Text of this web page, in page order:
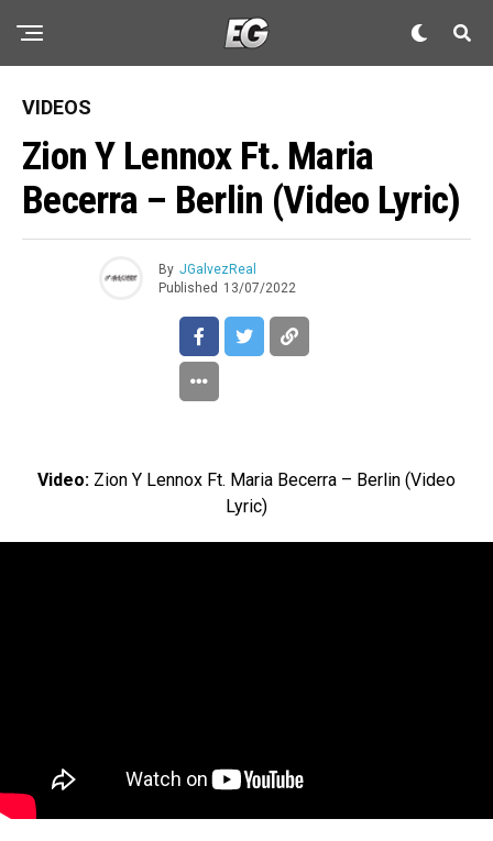
VIDEOS
Zion Y Lennox Ft. Maria
Becerra – Berlin (Video Lyric)
By JGalvezReal
Published 13/07/2022
Video: Zion Y Lennox Ft. Maria Becerra – Berlin (Video
Lyric)